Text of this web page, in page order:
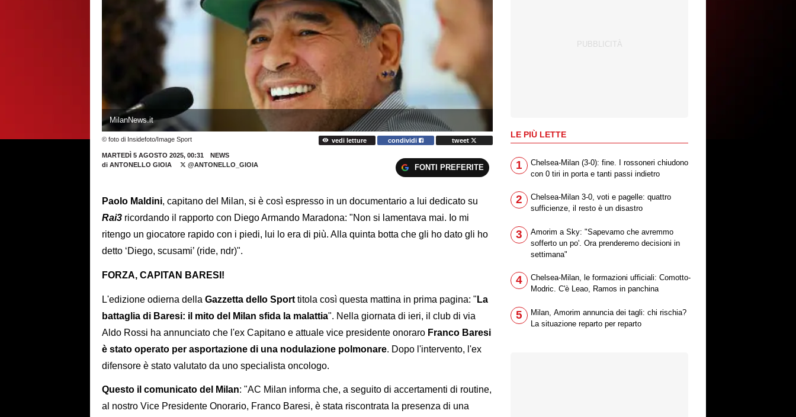
MilanNews.it
© foto di Insidefoto/Image Sport vedi letture condividi tweet
MARTEDÌ 5 AGOSTO 2025, 00:31
NEWS
di ANTONELLO GIOIA @ANTONELLO_GIOIA FONTI PREFERITE
Paolo Maldini, capitano del Milan, si è così espresso in un documentario a lui dedicato su
Rai3 ricordando il rapporto con Diego Armando Maradona: "Non si lamentava mai. Io mi
ritengo un giocatore rapido con i piedi, lui lo era di più. Alla quinta botta che gli ho dato gli ho
detto ‘Diego, scusami’ (ride, ndr)".
FORZA, CAPITAN BARESI!
L'edizione odierna della Gazzetta dello Sport titola così questa mattina in prima pagina: " La
battaglia di Baresi: il mito del Milan sfida la malattia". Nella giornata di ieri, il club di via
Aldo Rossi ha annunciato che l'ex Capitano e attuale vice presidente onoraro Franco Baresi
è stato operato per asportazione di una nodulazione polmonare. Dopo l'intervento, l'ex
difensore è stato valutato da uno specialista oncologo.
Questo il comunicato del Milan: "AC Milan informa che, a seguito di accertamenti di routine,
al nostro Vice Presidente Onorario, Franco Baresi, è stata riscontrata la presenza di una
LE PIÙ LETTE
1
Chelsea-Milan (3-0): fine. I rossoneri chiudono
con 0 tiri in porta e tanti passi indietro
2
Chelsea-Milan 3-0, voti e pagelle: quattro
sufficienze, il resto è un disastro
3
Amorim a Sky: "Sapevamo che avremmo
sofferto un po'. Ora prenderemo decisioni in
settimana"
4
Chelsea-Milan, le formazioni ufficiali: Comotto-
Modric. C'è Leao, Ramos in panchina
5
Milan, Amorim annuncia dei tagli: chi rischia?
La situazione reparto per reparto